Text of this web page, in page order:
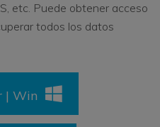
etc. Puede obtener acceso
todos los datos
| Win